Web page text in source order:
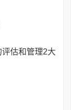
估和管理2大